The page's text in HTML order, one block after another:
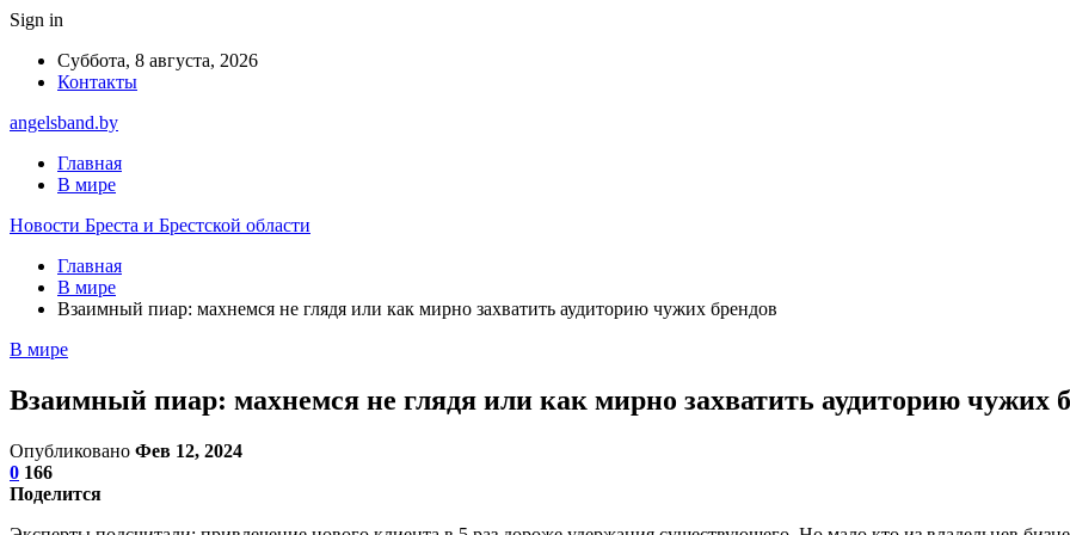
Sign in
Суббота, 8 августа, 2026
Контакты
angelsband.by
Главная
В мире
Новости Бреста и Брестской области
Главная
В мире
Взаимный пиар: махнемся не глядя или как мирно захватить аудиторию чужих брендов
В мире
Взаимный пиар: махнемся не глядя или как мирно захватить аудиторию чужих
Опубликовано Фев 12, 2024
0 166
Поделится